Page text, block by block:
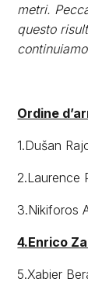
metri.
questo
Ordine
1.Dušan
2.Laurence
3.Nikiforos
4.Enrico
5.Xabier